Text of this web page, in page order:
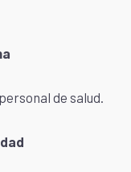
de salud.